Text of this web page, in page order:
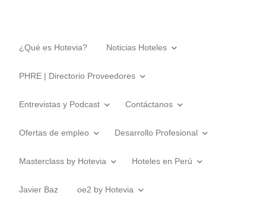
¿Qué es Hotevia? Noticias Hoteles
PHRE | Directorio Proveedores
Entrevistas y Podcast Contáctanos
Ofertas de empleo Desarrollo Profesional
Masterclass by Hotevia Hoteles en Perú
Javier Baz oe2 by Hotevia